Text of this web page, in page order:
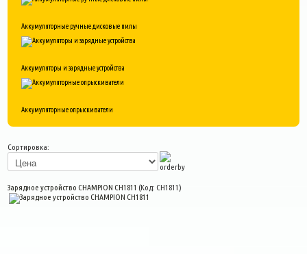
Аккумуляторные ручные дисковые пилы
Аккумуляторы и зарядные устройства
Аккумуляторные опрыскиватели
Сортировка:
Зарядное устройство CHAMPION CH1811 (Код: CH1811)